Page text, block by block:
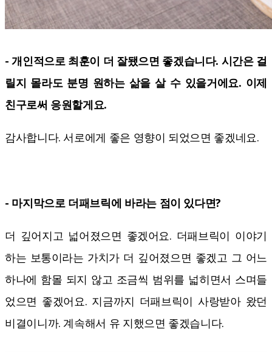
- 개인적으로 최훈이 더 잘됐으면 좋겠습니다. 시간은 걸
릴지 몰라도 분명 원하는 삶을 살 수 있을거에요. 이제
친구로써 응원할게요.
감사합니다. 서로에게 좋은 영향이 되었으면 좋겠네요.
- 마지막으로 더패브릭에 바라는 점이 있다면?
더 깊어지고 넓어졌으면 좋겠어요. 더패브릭이 이야기
하는 보통이라는 가치가 더 깊어졌으면 좋겠고 그 어느
하나에 함몰 되지 않고 조금씩 범위를 넓히면서 스며들
었으면 좋겠어요. 지금까지 더패브릭이 사랑받아 왔던
비결이니까. 계속해서 유 지했으면 좋겠습니다.